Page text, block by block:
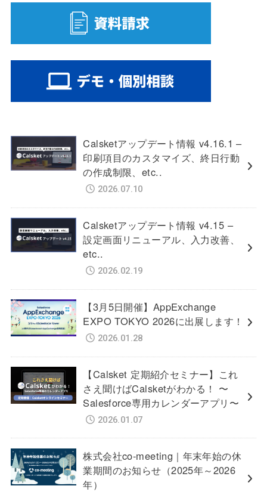
Calsketアップデート情報 v4.16.1 –
印刷項目のカスタマイズ、終日行動
の作成制限、etc..
2026.07.10
Calsketアップデート情報 v4.15 –
設定画面リニューアル、入力改善、
etc..
2026.02.19
【3月5日開催】AppExchange
EXPO TOKYO 2026に出展します！
2026.01.28
【Calsket 定期紹介セミナー】これ
さえ聞けばCalsketがわかる！ 〜
Salesforce専用カレンダーアプリ〜
2026.01.07
株式会社co-meeting｜年末年始の休
業期間のお知らせ（2025年～2026
年）